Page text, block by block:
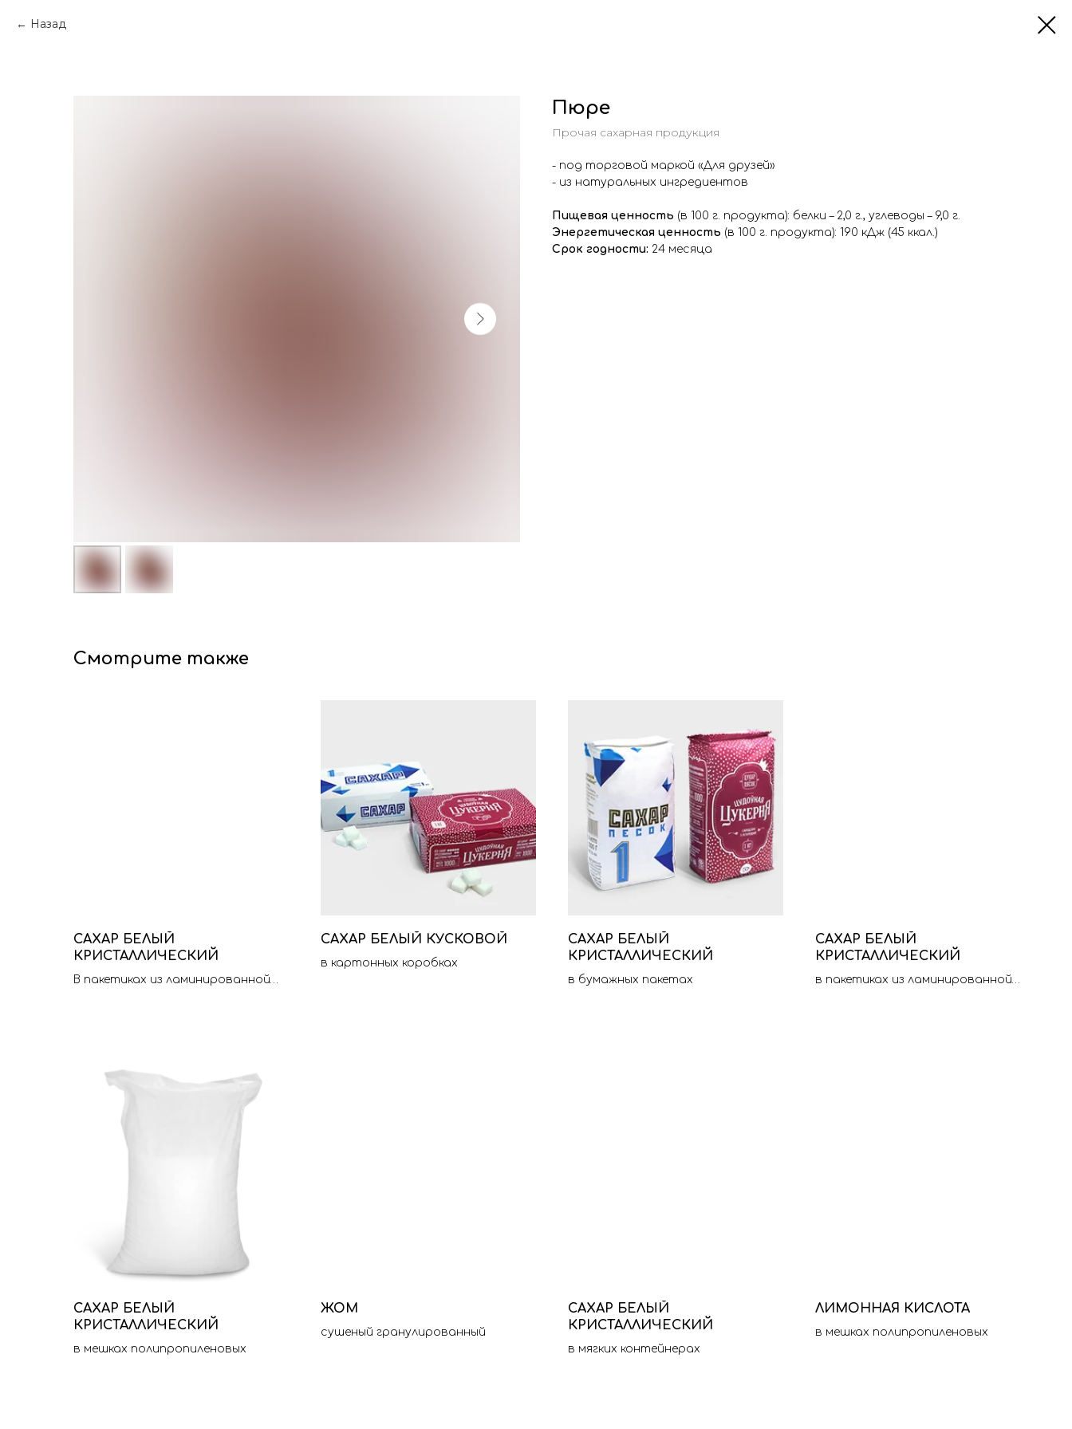
Назад
Пюре
Прочая сахарная продукция
- под торговой маркой «Для друзей»
- из натуральных ингредиентов
Пищевая ценность (в 100 г. продукта): белки – 2,0 г., углеводы – 9,0 г.
Энергетическая ценность (в 100 г. продукта): 190 кДж (45 ккал.)
Срок годности: 24 месяца
Смотрите также
САХАР БЕЛЫЙ
КРИСТАЛЛИЧЕСКИЙ
В пакетиках из ламинированной
САХАР БЕЛЫЙ КУСКОВОЙ
в картонных коробках
САХАР БЕЛЫЙ
КРИСТАЛЛИЧЕСКИЙ
в бумажных пакетах
САХАР БЕЛЫЙ
КРИСТАЛЛИЧЕСКИЙ
в пакетиках из ламинированной
САХАР БЕЛЫЙ
КРИСТАЛЛИЧЕСКИЙ
в мешках полипропиленовых
ЖОМ
сушеный гранулированный
САХАР БЕЛЫЙ
КРИСТАЛЛИЧЕСКИЙ
в мягких контейнерах
ЛИМОННАЯ КИСЛОТА
в мешках полипропиленовых